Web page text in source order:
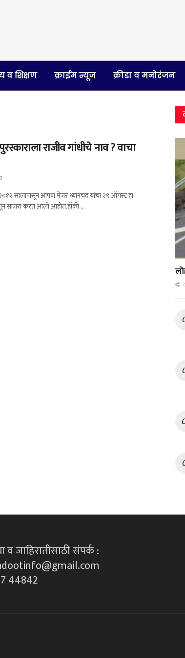
व शिक्षण क्राईम न्यूज क्रीडा व मनोरंजन
राजीव गांधीचे नाव ? वाचा
0
सालापासून आपण मेजर ध्यानचंद यांचा २९ ऑगस्ट हा
साजरा करत आलो आहोत.हॉकी ...
व जाहिरातीसाठी संपर्क :
44842